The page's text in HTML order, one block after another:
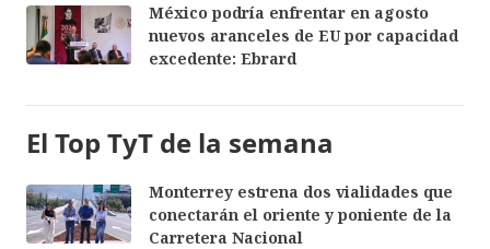
México podría enfrentar en agosto
nuevos aranceles de EU por capacidad
excedente: Ebrard
El Top TyT de la semana
Monterrey estrena dos vialidades que
conectarán el oriente y poniente de la
Carretera Nacional